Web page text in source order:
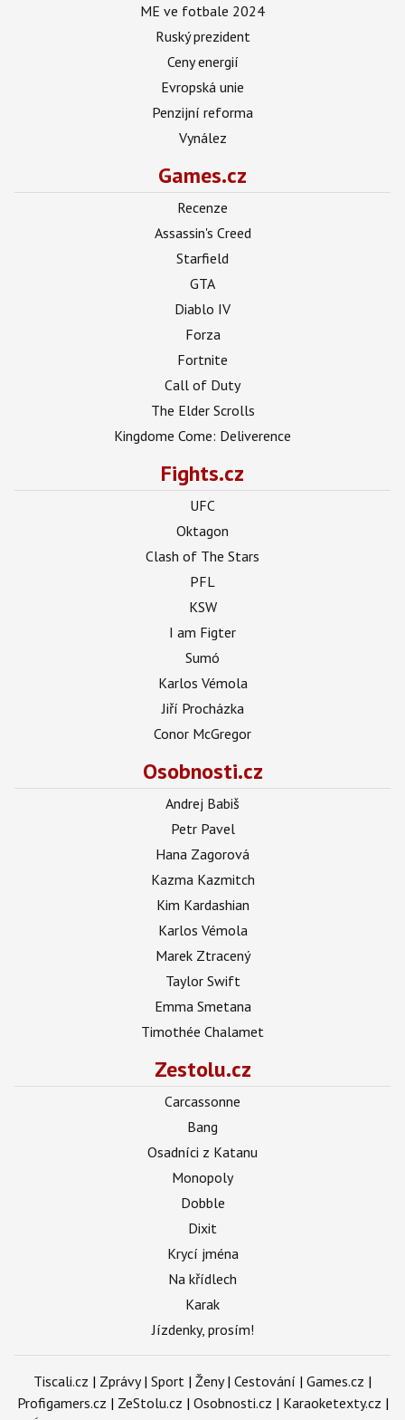
ME ve fotbale 2024
Ruský prezident
Ceny energií
Evropská unie
Penzijní reforma
Vynález
Games.cz
Recenze
Assassin's Creed
Starfield
GTA
Diablo IV
Forza
Fortnite
Call of Duty
The Elder Scrolls
Kingdome Come: Deliverence
Fights.cz
UFC
Oktagon
Clash of The Stars
PFL
KSW
I am Figter
Sumó
Karlos Vémola
Jiří Procházka
Conor McGregor
Osobnosti.cz
Andrej Babiš
Petr Pavel
Hana Zagorová
Kazma Kazmitch
Kim Kardashian
Karlos Vémola
Marek Ztracený
Taylor Swift
Emma Smetana
Timothée Chalamet
Zestolu.cz
Carcassonne
Bang
Osadníci z Katanu
Monopoly
Dobble
Dixit
Krycí jména
Na křídlech
Karak
Jízdenky, prosím!
Tiscali.cz | Zprávy| Sport | Ženy| Cestování | Games.cz |
Profigamers.cz | ZeStolu.cz | Osobnosti.cz | Karaoketexty.cz |